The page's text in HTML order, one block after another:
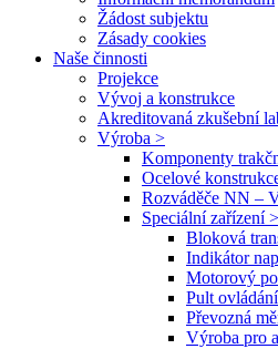
Žádost subjektu
Zásady cookies
Naše činnosti
Projekce
Vývoj a konstrukce
Akreditovaná zkušební
Výroba >
Komponenty
Ocelové
Rozváděče NN –
Speciální zařízení >
Bloková
Indikátor
Motorový
Pult
Převozná
Výroba pro